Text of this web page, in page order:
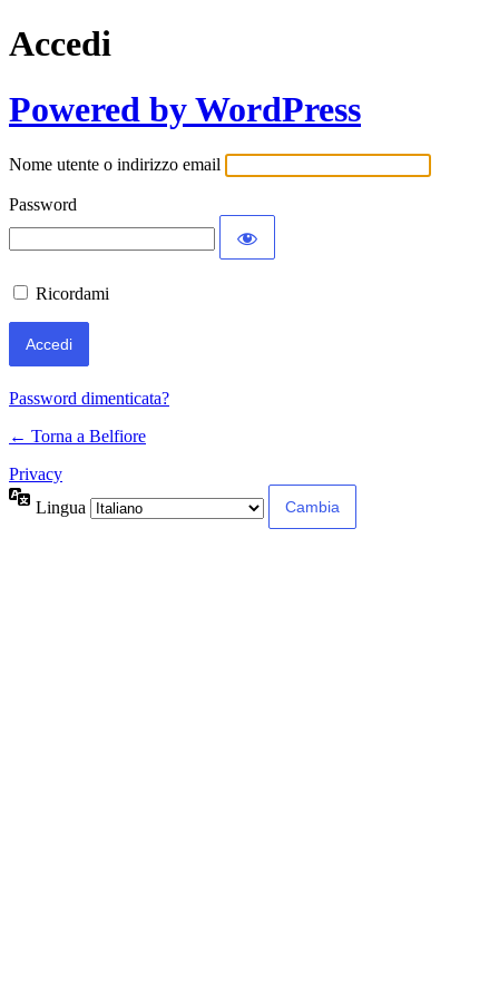
Accedi
Powered by WordPress
Nome utente o indirizzo email
Password
Ricordami
Password dimenticata?
← Torna a Belfiore
Privacy
Lingua